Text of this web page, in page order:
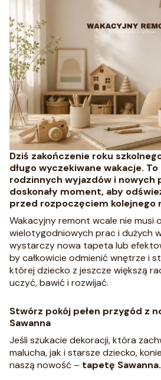
Dziś zakończenie roku
długo wyczekiwane wakacje.
rodzinnych wyjazdów i nowych
doskonały moment, aby
przed rozpoczęciem kolejnego
Wakacyjny remont wcale nie musi
wielotygodniowych prac i dużych
wystarczy nowa tapeta lub
by całkowicie odmienić wnętrze i
której dziecko z jeszcze większą
uczyć, bawić i rozwijać.
Stwórz pokój pełen przygód z
Sawanna
Jeśli szukacie dekoracji, która
malucha, jak i starsze dziecko,
naszą nowość – tapetę Sawanna.